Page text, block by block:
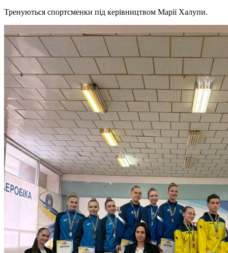
Тренуються спортсменки під керівництвом Марії Халупи.